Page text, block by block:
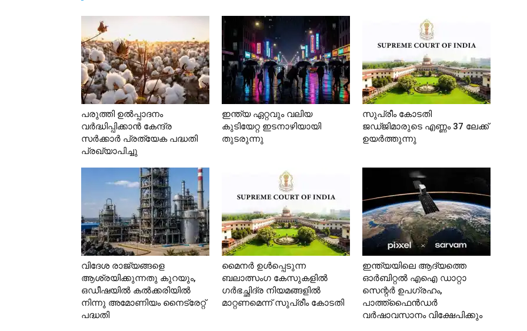
പരുത്തി ഉല്‍പ്പാദനം
വര്‍ദ്ധിപ്പിക്കാന്‍ കേന്ദ്ര
സര്‍ക്കാര്‍ പ്രത്യേക പദ്ധതി
പ്രഖ്യാപിച്ചു
ഇന്ത്യ ഏറ്റവും വലിയ
കുടിയേറ്റ ഇടനാഴിയായി
തുടരുന്നു
സുപ്രീം കോടതി
ജഡ്ജിമാരുടെ എണ്ണം 37 ലേക്ക്
ഉയര്‍ത്തുന്നു
വിദേശ രാജ്യങ്ങളെ
ആശ്രയിക്കുന്നതു കുറയും,
ഒഡീഷയില്‍ കല്‍ക്കരിയില്‍
നിന്നു അമോണിയം നൈട്രേറ്റ്
പദ്ധതി
മൈനര്‍ ഉള്‍പ്പെടുന്ന
ബലാത്സംഗ കേസുകളില്‍
ഗര്‍ഭച്ഛിദ്ര നിയമങ്ങളില്‍
മാറ്റണമെന്ന് സുപ്രീം കോടതി
ഇന്ത്യയിലെ ആദ്യത്തെ
ഓര്‍ബിറ്റല്‍ എഐ ഡാറ്റാ
സെന്റര്‍ ഉപഗ്രഹം,
പാത്ത്‌ഫൈന്‍ഡര്‍
വര്‍ഷാവസാനം വിക്ഷേപിക്കും